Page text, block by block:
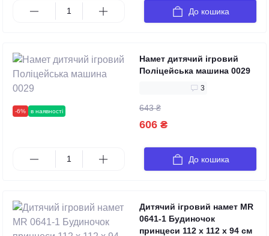
До кошика
-6% в наявності
Намет дитячий ігровий
Поліцейська машина 0029
3
643 ₴
606 ₴
До кошика
Дитячий ігровий намет MR
0641-1 Будиночок
принцеси 112 х 112 х 94 см